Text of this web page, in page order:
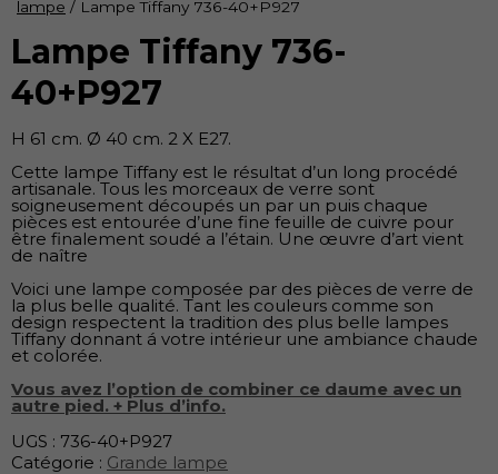
lampe / Lampe Tiffany 736-40+P927
Lampe Tiffany 736-
40+P927
H 61 cm. Ø 40 cm. 2 X E27.
Cette lampe Tiffany est le résultat d’un long procédé
artisanale. Tous les morceaux de verre sont
soigneusement découpés un par un puis chaque
pièces est entourée d’une fine feuille de cuivre pour
être finalement soudé a l’étain. Une œuvre d’art vient
de naître
Voici une lampe composée par des pièces de verre de
la plus belle qualité. Tant les couleurs comme son
design respectent la tradition des plus belle lampes
Tiffany donnant á votre intérieur une ambiance chaude
et colorée.
Vous avez l’option de combiner ce daume avec un
autre pied. + Plus d’info.
UGS : 736-40+P927
Catégorie : Grande lampe